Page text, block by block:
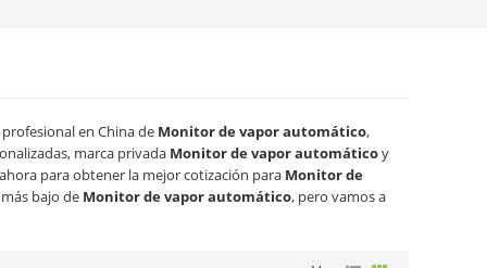
en China de Monitor de vapor automático,
marca privada Monitor de vapor automáticoy
para obtener la mejor cotización para Monitor de
bajo de Monitor de vapor automático, pero vamos a